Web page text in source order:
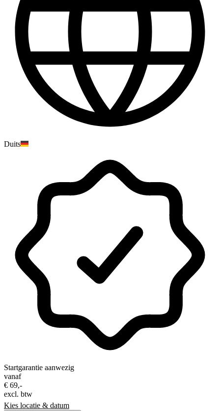
Duits
Startgarantie aanwezig
vanaf
€ 69,-
excl. btw
Kies locatie & datum